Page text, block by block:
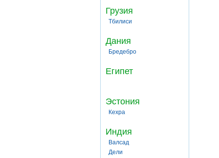
Грузия
Тбилиси
Дания
Бредебро
Египет
Эстония
Кехра
Индия
Валсад
Дели